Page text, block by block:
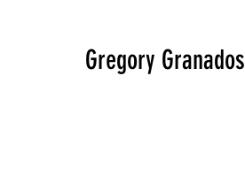
Gregory Granados